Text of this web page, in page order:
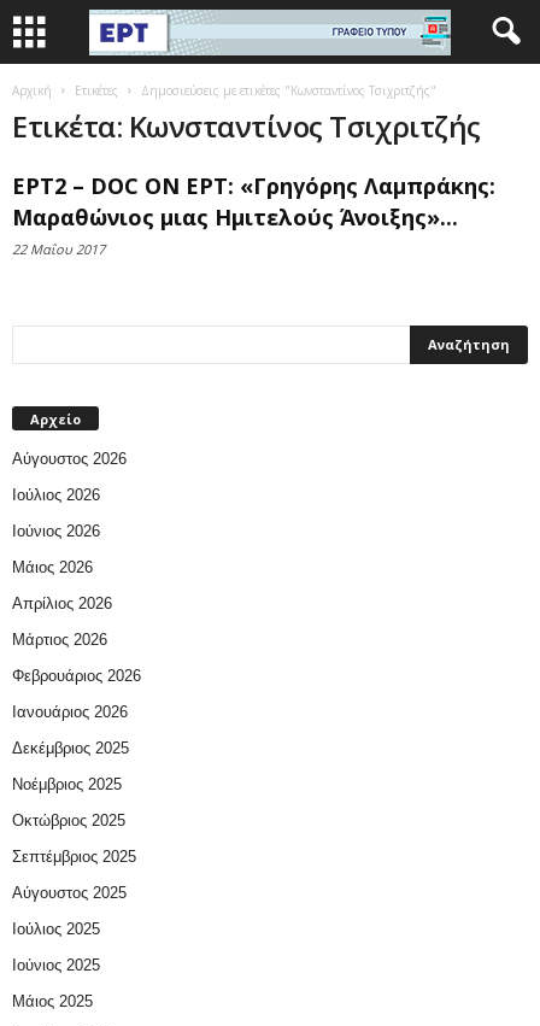
Αρχική Ετικέτες Δημοσιεύσεις με ετικέτες "Κωνσταντίνος Τσιχριτζής"
Ετικέτα: Κωνσταντίνος Τσιχριτζής
ΕΡΤ2 – DOC ON ΕΡΤ: «Γρηγόρης Λαμπράκης:
Μαραθώνιος μιας Ημιτελούς Άνοιξης»...
22 Μαΐου 2017
Αρχείο
Αύγουστος 2026
Ιούλιος 2026
Ιούνιος 2026
Μάιος 2026
Απρίλιος 2026
Μάρτιος 2026
Φεβρουάριος 2026
Ιανουάριος 2026
Δεκέμβριος 2025
Νοέμβριος 2025
Οκτώβριος 2025
Σεπτέμβριος 2025
Αύγουστος 2025
Ιούλιος 2025
Ιούνιος 2025
Μάιος 2025